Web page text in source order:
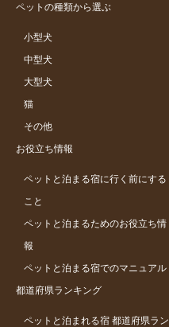
ペットの種類から選ぶ
小型犬
中型犬
大型犬
猫
その他
お役立ち情報
ペットと泊まる宿に行く前にする
こと
ペットと泊まるためのお役立ち情
報
ペットと泊まる宿でのマニュアル
都道府県ランキング
ペットと泊まれる宿 都道府県ラン